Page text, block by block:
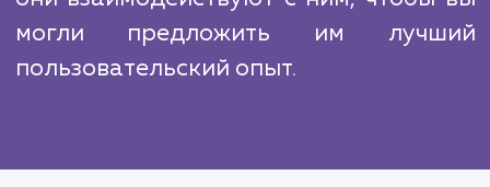
Хорошо настроенный инструмент
веб-аналитики - это не